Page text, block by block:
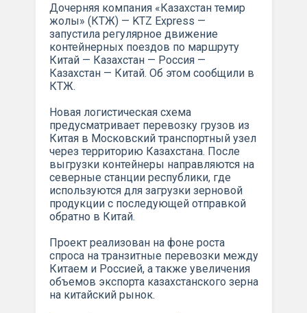
Дочерняя компания «Казахстан темир
жолы» (КТЖ) — KTZ Express —
запустила регулярное движение
контейнерных поездов по маршруту
Китай — Казахстан — Россия —
Казахстан — Китай. Об этом сообщили в
КТЖ.
Новая логистическая схема
предусматривает перевозку грузов из
Китая в Московский транспортный узел
через территорию Казахстана. После
выгрузки контейнеры направляются на
северные станции республики, где
используются для загрузки зерновой
продукции с последующей отправкой
обратно в Китай.
Проект реализован на фоне роста
спроса на транзитные перевозки между
Китаем и Россией, а также увеличения
объемов экспорта казахстанского зерна
на китайский рынок.